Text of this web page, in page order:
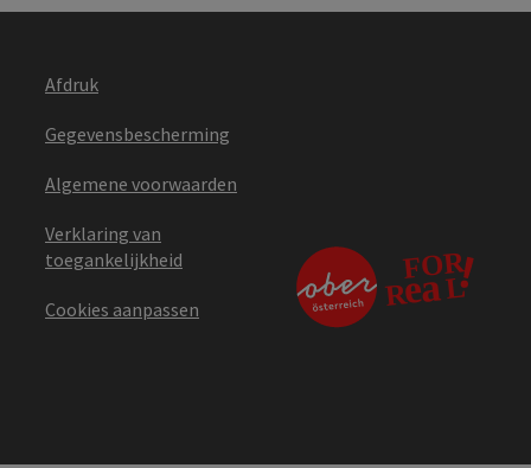
Afdruk
Gegevensbescherming
Algemene voorwaarden
Verklaring van
toegankelijkheid
Cookies aanpassen